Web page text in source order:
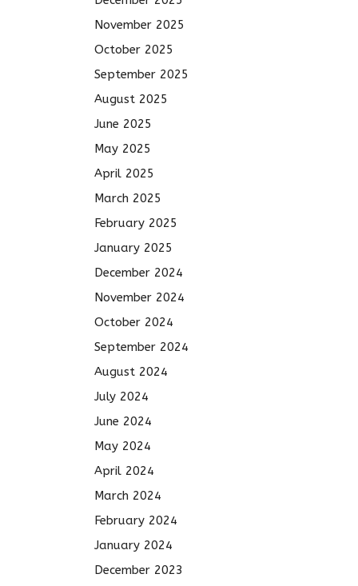
November 2025
October 2025
September 2025
August 2025
June 2025
May 2025
April 2025
March 2025
February 2025
January 2025
December 2024
November 2024
October 2024
September 2024
August 2024
July 2024
June 2024
May 2024
April 2024
March 2024
February 2024
January 2024
December 2023